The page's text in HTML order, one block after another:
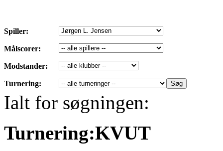
Spiller:
Målscorer:
Modstander:
Turnering:
Ialt for søgningen:
Turnering:KVUT